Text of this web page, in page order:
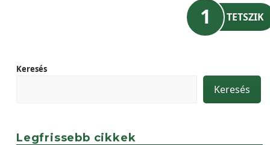
1 TETSZIK
Keresés
Keresés
Legfrissebb cikkek